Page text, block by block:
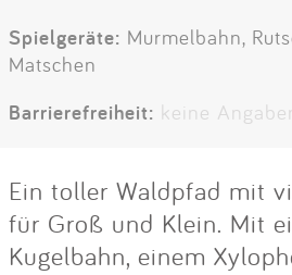
Spielgeräte: Murmelbahn,
Matschen
Barrierefreiheit: keine
Ein toller Waldpfad mit
für Groß und Klein. Mit
Kugelbahn, einem